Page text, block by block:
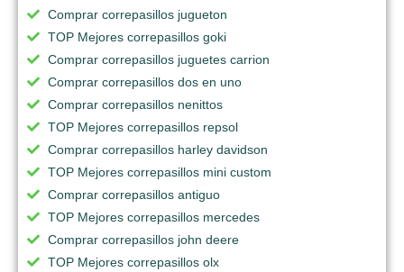
Comprar correpasillos jugueton
TOP Mejores correpasillos goki
Comprar correpasillos juguetes carrion
Comprar correpasillos dos en uno
Comprar correpasillos nenittos
TOP Mejores correpasillos repsol
Comprar correpasillos harley davidson
TOP Mejores correpasillos mini custom
Comprar correpasillos antiguo
TOP Mejores correpasillos mercedes
Comprar correpasillos john deere
TOP Mejores correpasillos olx